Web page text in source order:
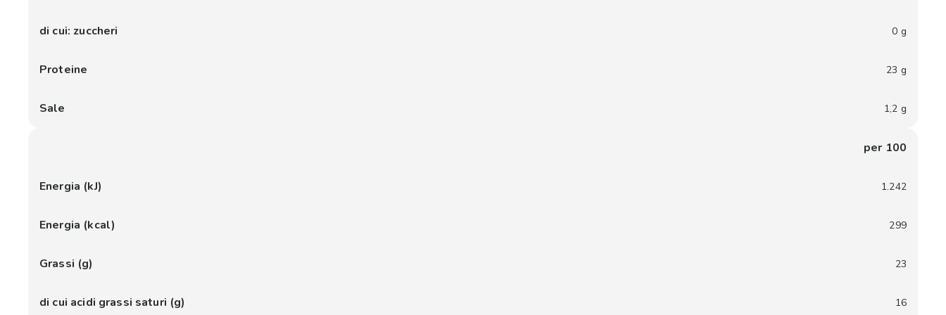
di cui: zuccheri 0 g
Proteine 23 g
Sale 1,2 g
per 100
Energia (kJ) 1.242
Energia (kcal) 299
Grassi (g) 23
di cui acidi grassi saturi (g) 16